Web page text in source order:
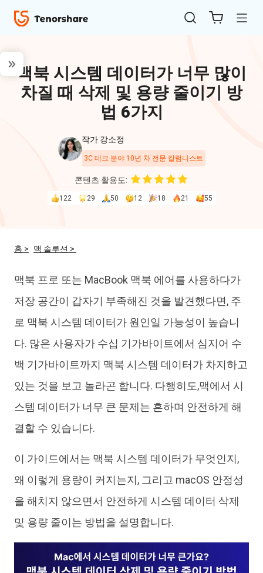
ReiBoot
4uKey
맥북 시스템 데이터가 너무 많이
차질 때 삭제 및 용량 줄이기 방
법 6가지
작가:강소정
3C 테크 분야 10년 차 전문 칼럼니스트
콘텐츠 활용도:
122 29 50 12 18 21 55
홈 > 맥 솔루션 >
맥북 프로 또는 MacBook 맥북 에어를 사용하다가
저장 공간이 갑자기 부족해진 것을 발견했다면, 주
로 맥북 시스템 데이터가 원인일 가능성이 높습니
다. 많은 사용자가 수십 기가바이트에서 심지어 수
백 기가바이트까지 맥북 시스템 데이터가 차지하고
있는 것을 보고 놀라곤 합니다. 다행히도,맥에서 시
스템 데이터가 너무 큰 문제는 흔하며 안전하게 해
결할 수 있습니다.
이 가이드에서는 맥북 시스템 데이터가 무엇인지,
왜 이렇게 용량이 커지는지, 그리고 macOS 안정성
을 해치지 않으면서 안전하게 시스템 데이터 삭제
및 용량 줄이는 방법을 설명합니다.